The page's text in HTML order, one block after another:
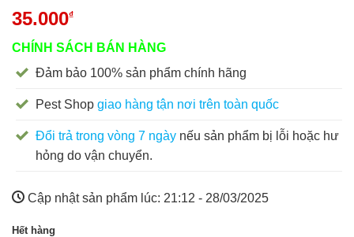
35.000₫
CHÍNH SÁCH BÁN HÀNG
Đảm bảo 100% sản phẩm chính hãng
Pest Shop giao hàng tận nơi trên toàn quốc
Đổi trả trong vòng 7 ngày nếu sản phẩm bị lỗi hoặc hư
hỏng do vận chuyển.
Cập nhật sản phẩm lúc: 21:12 - 28/03/2025
Hết hàng